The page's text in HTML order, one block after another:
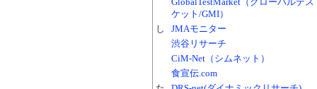
ケット/GMI）
し
JMAモニター
渋谷リサーチ
CiM-Net（シムネット）
食宣伝.com